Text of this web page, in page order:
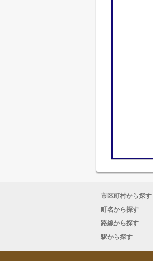
市区町村から探す
町名から探す
路線から探す
駅から探す